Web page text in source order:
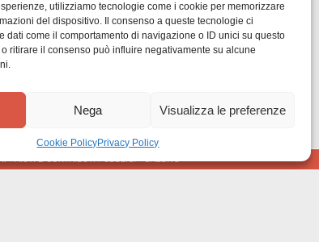
utilizziamo tecnologie come i cookie per memorizzare
del dispositivo. Il consenso a queste tecnologie ci
dati come il comportamento di navigazione o ID unici su questo
ritirare il consenso può influire negativamente su alcune
Nega Visualizza le preferenze
Cookie PolicyPrivacy Policy
VITA, COSCIENZA
alla filosofia della scienza e
E LA DISSONANZA